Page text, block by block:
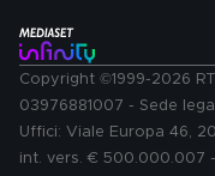
Copyright ©1999-2026
03976881007 - Sede
Uffici: Viale Europa 46,
int. vers. € 500.000.007